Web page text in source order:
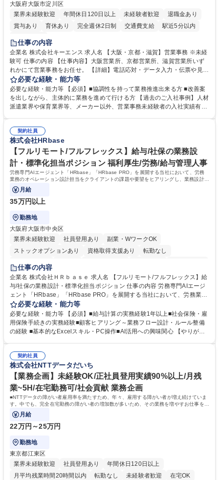
大阪府大阪市淀川区
業界未経験歓迎
年間休日120日以上 未経験者歓迎
退職金あり
賞与あり
育休あり 完全週休2日制 交通費支給
駅近5分以内
土日祝休み
仕事の内容
企業名 株式会社キーエンス 求人名 【大阪・京都・滋賀】営業事務 ※未経
験可 仕事の内容 【仕事内容】大阪営業所、京都営業所、滋賀営業所いず
れかにて営業事務をお任せ。 【詳細】電話応対・データ入力・伝票や見積
の作成・カタログ送付・来客対応・営業所内で発生する事務業務や業務改
善をお任せ。 【教育制度】ご入社後、育成担当とペアになりながらOJTに
て業務を覚えていただくことが可能です。業務システムがきちんと構築さ
れているため、スムーズに仕事に慣れることができる環境です。また、
募集職種 【大阪・京都・滋賀】営業事務 ※未経験可
必要な経験・能力等
必要な経験・能力等 【必須】■協調性を持って業務推進出来る方 ■改善案
を出しながら、主体的に業務を進めて行ける方 【過去のご入社事例】人材
派遣業界や保育業界等、メーカー以外、営業事務未経験者の入社実績有
えて、お客様や社員の状況に合わせ、能動的なサポート、改善の動きも期
待され。組織を支えるスペシャリストとして、チームに貢献し、結果的に
社員から頼られる存在になることができます。平均19:30の退勤以降の業
務の持ち帰りも禁止されており、メリハリのある働き方となります。 学
歴・資格 学歴：大学院 大学 高専 短大 語学力： 資格：
契約社員
株式会社HRbase
【フルリモート/フルフレックス】給与/社保の業務設
計・標準化担当ポジション 福利厚生/労務/給与管理人事
労務専門AIエージェント「HRbase」「HRbase PRO」を展開する当社において、労務
業務のオペレーション設計担当をクライアントの課題や要望をヒアリングし、業務設計や
システム設定へと落とし込むポジションです。
月給
35万円以上
勤務地
大阪府大阪市中央区
業界未経験歓迎
社員登用あり
副業・WワークOK
ストックオプションあり
資格取得支援あり
転勤なし
時短勤務あり
服装自由
仕事の内容
企業名 株式会社ＨＲｂａｓｅ 求人名 【フルリモート/フルフレックス】給
与/社保の業務設計・標準化担当ポジション 仕事の内容 労務専門AIエージ
ェント「HRbase」「HRbase PRO」を展開する当社において、労務業務
のオペレーション設計担当をクライアントの課題や要望をヒアリングし、
業務設計やシステム設定へと落とし込むポジションです。 【具体的に
は】・業務オペレーション設計（要件定義/顧客ヒアリング/業務オペレー
ションの洗い出し、ルール整備、システム設定) ・業務マニュアル作成、
（年調等の年次業務など） 募集職種 【フルリモート/フルフレックス】給
与/社保の業務設計・標準化担当ポジション
必要な経験・能力等
必要な経験・能力等 【必須】■給与計算の実務経験1年以上■社会保険・雇
用保険手続きの実務経験■顧客ヒアリング～業務フロー設計・ルール整備
の経験 ■基本的なExcelスキル・PC操作■AI活用への興味関心 【やりが
る設計にとどまらず、ご自身が現場のエキスパートとしてオペレーション
を実行する機会もあり、実務と改善の両面でスキルを発揮できる環境で
す。 学歴・資格 学歴：大学院 大学 高専 短大 専修学校 高校 語学力： 資
格：
契約社員
株式会社NTTデータだいち
【業務企画】未経験OK/正社員登用実績90%以上/月残
業~5H/在宅勤務可/社会貢献 業務企画
■NTTデータの障がい者雇用率を満たすため、年々、雇用する障がい者が増え続けていま
す。中でも、完全在宅勤務の障がい者の増加数が多いため、その業務を増やすお仕事を担
っていただきます。
月給
22万円～25万円
勤務地
東京都江東区
業界未経験歓迎
社員登用あり
年間休日120日以上
月平均残業時間20時間以内
転勤なし 未経験者歓迎 在宅OK